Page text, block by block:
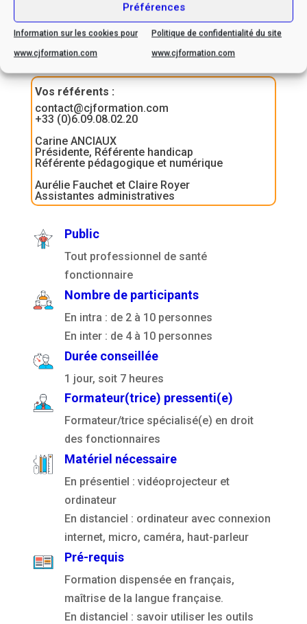
Préférences
Information sur les cookies pour
www.cjformation.com
Politique de confidentialité du site
www.cjformation.com
Contactez-nous
Vos référents :
contact@cjformation.com
+33 (0)6.09.08.02.20
Carine ANCIAUX
Présidente, Référente handicap
Référente pédagogique et numérique
Aurélie Fauchet et Claire Royer
Assistantes administratives
Public
Tout professionnel de santé
fonctionnaire
Nombre de participants
En intra : de 2 à 10 personnes
En inter : de 4 à 10 personnes
Durée conseillée
1 jour, soit 7 heures
Formateur(trice) pressenti(e)
Formateur/trice spécialisé(e) en droit
des fonctionnaires
Matériel nécessaire
En présentiel : vidéoprojecteur et
ordinateur
En distanciel : ordinateur avec connexion
internet, micro, caméra, haut-parleur
Pré-requis
Formation dispensée en français,
maîtrise de la langue française.
En distanciel : savoir utiliser les outils